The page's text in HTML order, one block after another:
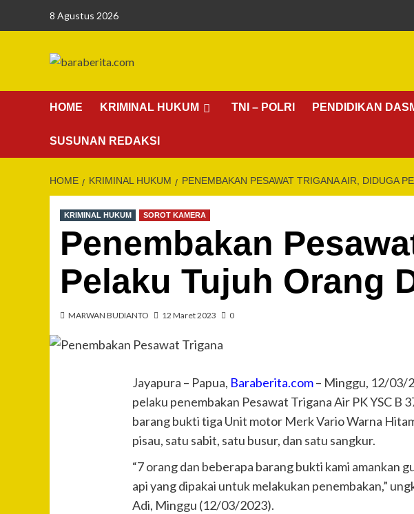
8 Agustus 2026
HOME KRIMINAL HUKUM TNI – POLRI PENDIDIKAN
SUSUNAN REDAKSI
HOME KRIMINAL HUKUM PENEMBAKAN PESAWAT TRIGANA AIR, DIDUGA
KRIMINAL HUKUM SOROT KAMERA
Penembakan
Pelaku Tujuh Orang
MARWAN BUDIANTO 12 Maret 2023 0
Jayapura – Papua, Baraberita.com– Minggu, 12/03/
pelaku penembakan Pesawat Trigana Air PK YSC
barang bukti tiga Unit motor Merk Vario Warna
pisau, satu sabit, satu busur, dan satu sangkur.
“7 orang dan beberapa barang bukti kami amankan
api yang dipakai untuk melakukan penembakan,”
Adi, Minggu (12/03/2023).